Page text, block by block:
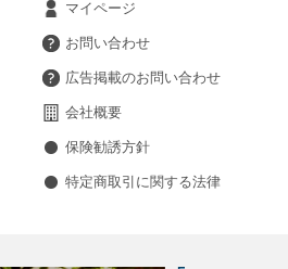
マイページ
お問い合わせ
広告掲載のお問い合わせ
会社概要
保険勧誘方針
特定商取引に関する法律